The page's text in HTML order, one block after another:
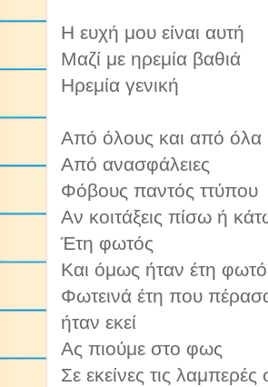
Η ευχή μου είναι αυτή
Μαζί με ηρεμία βαθιά
Ηρεμία γενική
Από όλους και από όλα
Από ανασφάλειες
Φόβους παντός ττύπου
Αν κοιτάξεις πίσω ή
Έτη φωτός
Και όμως ήταν έτη
Φωτεινά έτη που
ήταν εκεί
Ας πιούμε στο φως
Σε εκείνες τις λαμπερές